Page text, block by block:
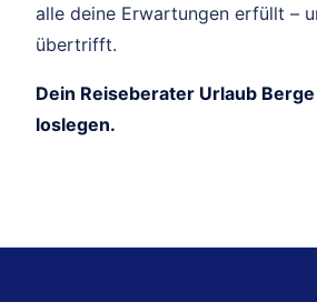
alle deine Erwartungen erfüllt –
übertrifft.
Dein Reiseberater Urlaub
loslegen.